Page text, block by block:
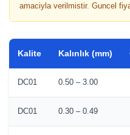
amaciyla verilmistir. Guncel
Kalite Kalınlık (mm)
DC01 0.50 – 3.00
DC01 0.30 – 0.49